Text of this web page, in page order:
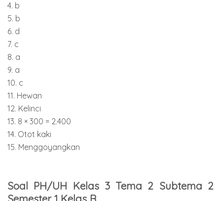
4. b
5. b
6. d
7. c
8. a
9. a
10. c
11. Hewan
12. Kelinci
13. 8 × 300 = 2.400
14. Otot kaki
15. Menggoyangkan
Soal PH/UH Kelas 3 Tema 2 Subtema 2